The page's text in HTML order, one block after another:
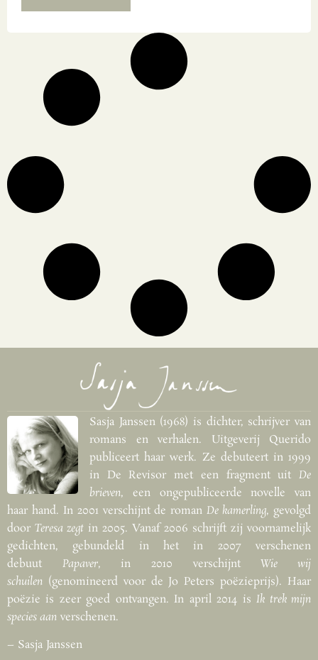
Sasja Janssen (1968) is dichter, schrijver van
romans en verhalen. Uitgeverij Querido
publiceert haar werk. Ze debuteert in 1999
in De Revisor met een fragment uit De
brieven, een ongepubliceerde novelle van
haar hand. In 2001 verschijnt de romanDe kamerling, gevolgd
door Teresa zegt in 2005. Vanaf 2006 schrijft zij voornamelijk
gedichten, gebundeld in het in 2007 verschenen
debuut Papaver, in 2010 verschijntWie wij
schuilen (genomineerd voor de Jo Peters poëzieprijs). Haar
poëzie is zeer goed ontvangen. In april 2014 isIk trek mijn
species aan verschenen.
– Sasja Janssen